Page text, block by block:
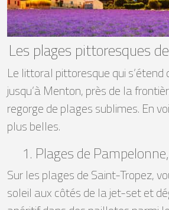
Les plages pittoresques
Le littoral pittoresque qui s’étend
jusqu’à Menton, près de la
regorge de plages sublimes. En
plus belles.
1. Plages de
Sur les plages de Saint-Tropez,
soleil aux côtés de la jet-set et